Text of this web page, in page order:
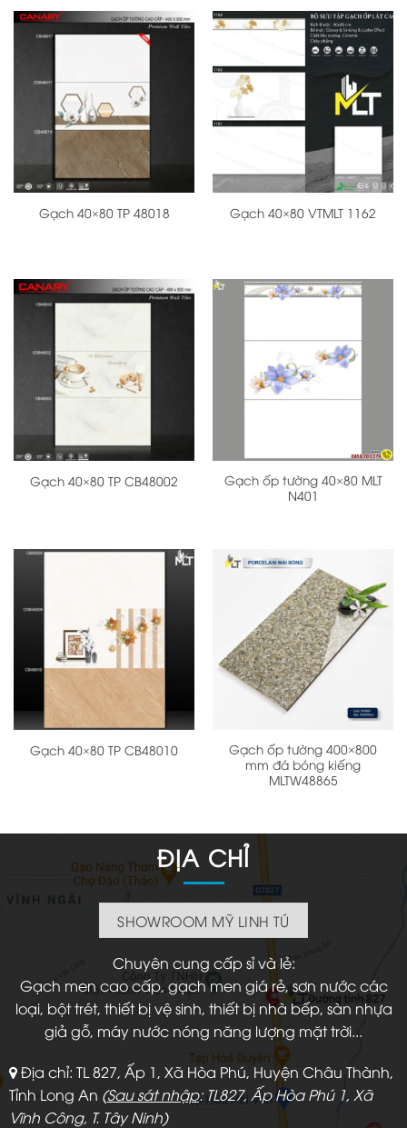
Gạch 40×80 TP 48018 Gạch 40×80 VTMLT 1162
Gạch 40×80 TP CB48002
Gạch ốp tường 40×80 MLT
N401
Gạch 40×80 TP CB48010
Gạch ốp tường 400×800
mm đá bóng kiếng
MLTW48865
ĐỊA CHỈ
SHOWROOM MỸ LINH TÚ
Chuyên cung cấp sỉ và lẻ:
Gạch men cao cấp, gạch men giá rẻ, sơn nước các
loại, bột trét, thiết bị vệ sinh, thiết bị nhà bếp, sàn nhựa
giả gỗ, máy nước nóng năng lượng mặt trời...
Địa chỉ: TL 827, Ấp 1, Xã Hòa Phú, Huyện Châu Thành,
Tỉnh Long An (Sau sát nhập: TL827, Ấp Hòa Phú 1, Xã
Vĩnh Công, T. Tây Ninh)